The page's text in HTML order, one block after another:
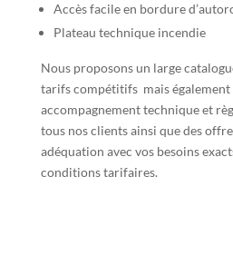
Accès facile en bordure
Plateau technique incendie
Nous proposons un large
tarifs compétitifsmais également
accompagnement technique et
tous nos clients ainsi que des
adéquation avec vos besoins
conditions tarifaires.